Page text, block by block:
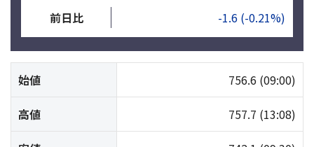
前日比 -1.6 (-0.21%)
始値 756.6 (09:00)
高値 757.7 (13:08)